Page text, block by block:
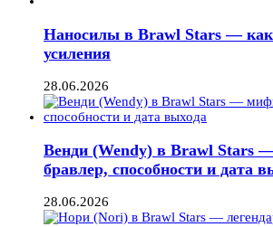
Наносилы в Brawl Stars —
усиления
28.06.2026
Венди (Wendy) в Brawl Stars
бравлер, способности и дата
28.06.2026